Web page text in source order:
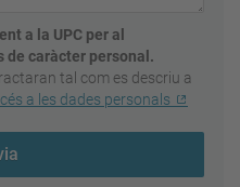
a la UPC per al
de caràcter personal.
tal com es descriu a
a les dades personals